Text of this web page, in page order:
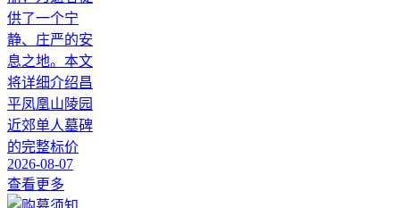
供了一个宁
静、庄严的安
息之地。本文
将详细介绍昌
平凤凰山陵园
近郊单人墓碑
的完整标价
2026-08-07
查看更多